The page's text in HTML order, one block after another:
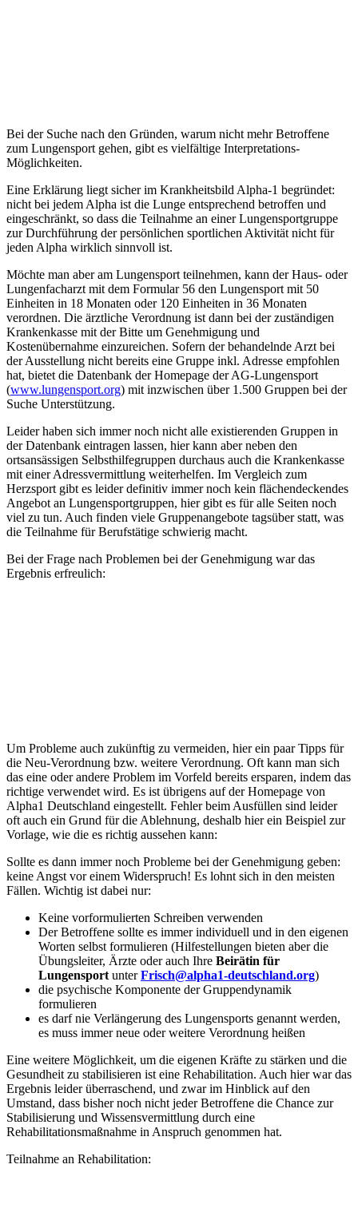
Bei der Suche nach den Gründen, warum nicht mehr Betroffene
zum Lungensport gehen, gibt es vielfältige Interpretations-
Möglichkeiten.
Eine Erklärung liegt sicher im Krankheitsbild Alpha-1 begründet:
nicht bei jedem Alpha ist die Lunge entsprechend betroffen und
eingeschränkt, so dass die Teilnahme an einer Lungensportgruppe
zur Durchführung der persönlichen sportlichen Aktivität nicht für
jeden Alpha wirklich sinnvoll ist.
Möchte man aber am Lungensport teilnehmen, kann der Haus- oder
Lungenfacharzt mit dem Formular 56 den Lungensport mit 50
Einheiten in 18 Monaten oder 120 Einheiten in 36 Monaten
verordnen. Die ärztliche Verordnung ist dann bei der zuständigen
Krankenkasse mit der Bitte um Genehmigung und
Kostenübernahme einzureichen. Sofern der behandelnde Arzt bei
der Ausstellung nicht bereits eine Gruppe inkl. Adresse empfohlen
hat, bietet die Datenbank der Homepage der AG-Lungensport
(www.lungensport.org) mit inzwischen über 1.500 Gruppen bei der
Suche Unterstützung.
Leider haben sich immer noch nicht alle existierenden Gruppen in
der Datenbank eintragen lassen, hier kann aber neben den
ortsansässigen Selbsthilfegruppen durchaus auch die Krankenkasse
mit einer Adressvermittlung weiterhelfen. Im Vergleich zum
Herzsport gibt es leider definitiv immer noch kein flächendeckendes
Angebot an Lungensportgruppen, hier gibt es für alle Seiten noch
viel zu tun. Auch finden viele Gruppenangebote tagsüber statt, was
die Teilnahme für Berufstätige schwierig macht.
Bei der Frage nach Problemen bei der Genehmigung war das
Ergebnis erfreulich:
Um Probleme auch zukünftig zu vermeiden, hier ein paar Tipps für
die Neu-Verordnung bzw. weitere Verordnung. Oft kann man sich
das eine oder andere Problem im Vorfeld bereits ersparen, indem das
richtige verwendet wird. Es ist übrigens auf der Homepage von
Alpha1 Deutschland eingestellt. Fehler beim Ausfüllen sind leider
oft auch ein Grund für die Ablehnung, deshalb hier ein Beispiel zur
Vorlage, wie die es richtig aussehen kann:
Sollte es dann immer noch Probleme bei der Genehmigung geben:
keine Angst vor einem Widerspruch! Es lohnt sich in den meisten
Fällen. Wichtig ist dabei nur:
Keine vorformulierten Schreiben verwenden
Der Betroffene sollte es immer individuell und in den eigenen
Worten selbst formulieren (Hilfestellungen bieten aber die
Übungsleiter, Ärzte oder auch Ihre Beirätin für
Lungensport unterFrisch@alpha1-deutschland.org)
die psychische Komponente der Gruppendynamik
formulieren
es darf nie Verlängerung des Lungensports genannt werden,
es muss immer neue oder weitere Verordnung heißen
Eine weitere Möglichkeit, um die eigenen Kräfte zu stärken und die
Gesundheit zu stabilisieren ist eine Rehabilitation. Auch hier war das
Ergebnis leider überraschend, und zwar im Hinblick auf den
Umstand, dass bisher noch nicht jeder Betroffene die Chance zur
Stabilisierung und Wissensvermittlung durch eine
Rehabilitationsmaßnahme in Anspruch genommen hat.
Teilnahme an Rehabilitation: